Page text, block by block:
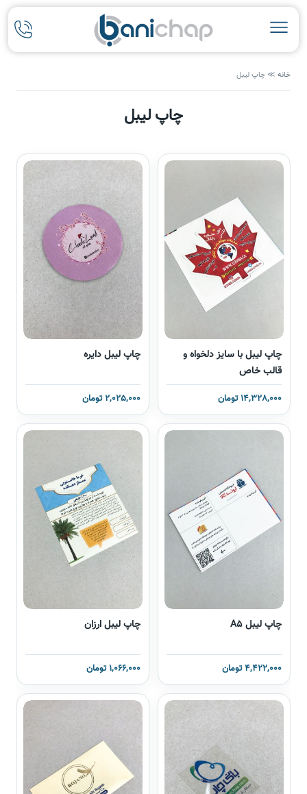
خانه ≫چاپ لیبل
چاپ لیبل
چاپ لیبل با سایز دلخواه و
قالب خاص
14,328,000 تومان
چاپ لیبل دایره
2,025,000 تومان
چاپ لیبل A5
4,422,000 تومان
چاپ لیبل ارزان
1,066,000 تومان